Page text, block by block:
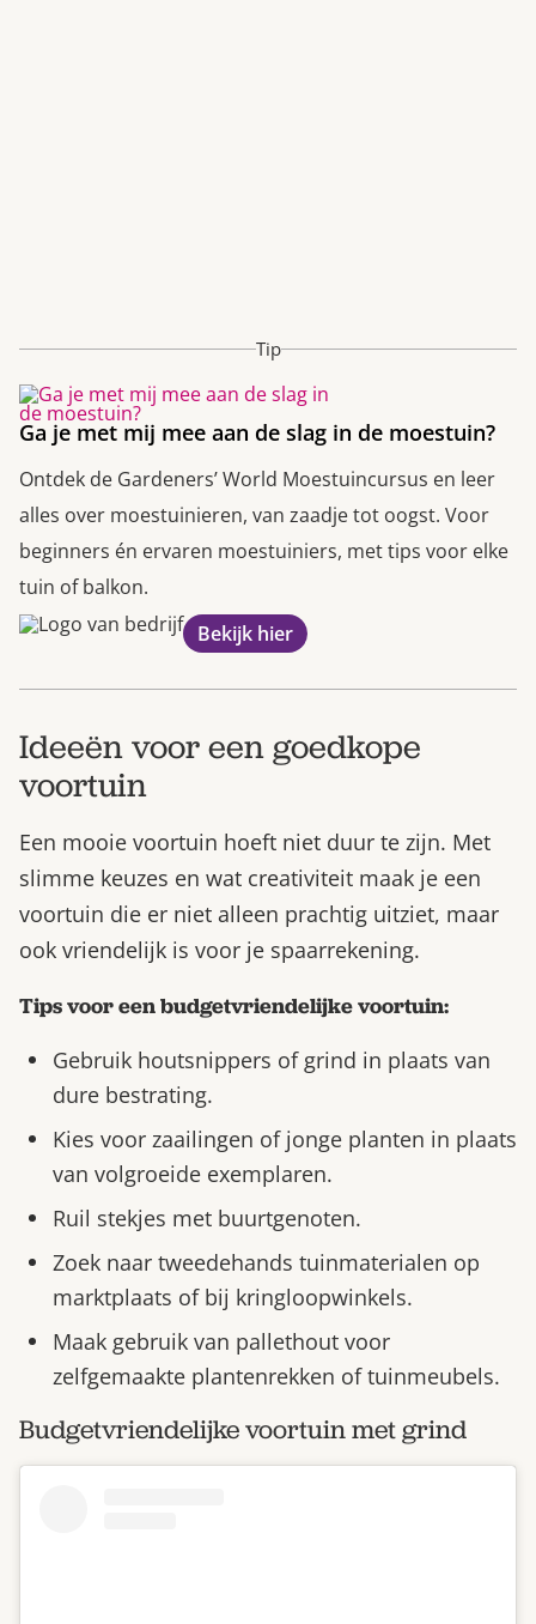
Tip
Ga je met mij mee aan de slag in de moestuin?
Ontdek de Gardeners’ World Moestuincursus en leer
alles over moestuinieren, van zaadje tot oogst. Voor
beginners én ervaren moestuiniers, met tips voor elke
tuin of balkon.
Bekijk hier
Ideeën voor een goedkope
voortuin
Een mooie voortuin hoeft niet duur te zijn. Met
slimme keuzes en wat creativiteit maak je een
voortuin die er niet alleen prachtig uitziet, maar
ook vriendelijk is voor je spaarrekening.
Tips voor een budgetvriendelijke voortuin:
Gebruik houtsnippers of grind in plaats van
dure bestrating.
Kies voor zaailingen of jonge planten in plaats
van volgroeide exemplaren.
Ruil stekjes met buurtgenoten.
Zoek naar tweedehands tuinmaterialen op
marktplaats of bij kringloopwinkels.
Maak gebruik van pallethout voor
zelfgemaakte plantenrekken of tuinmeubels.
Budgetvriendelijke voortuin met grind